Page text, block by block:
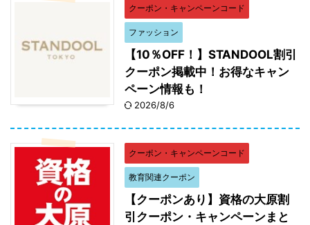
クーポン・キャンペーンコード
ファッション
【10％OFF！】STANDOOL割引
クーポン掲載中！お得なキャン
ペーン情報も！
2026/8/6
クーポン・キャンペーンコード
教育関連クーポン
【クーポンあり】資格の大原割
引クーポン・キャンペーンまと